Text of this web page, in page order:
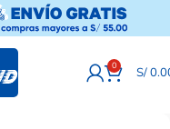
0 S/